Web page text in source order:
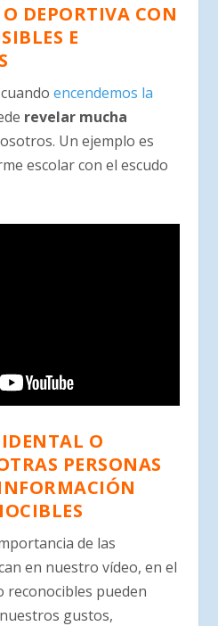
DEPORTIVA CON
E
cuandoencendemos la
revelar mucha
Un ejemplo es
escolar con el escudo
O
PERSONAS
de las
en nuestro vídeo, en el
reconocibles pueden
gustos,